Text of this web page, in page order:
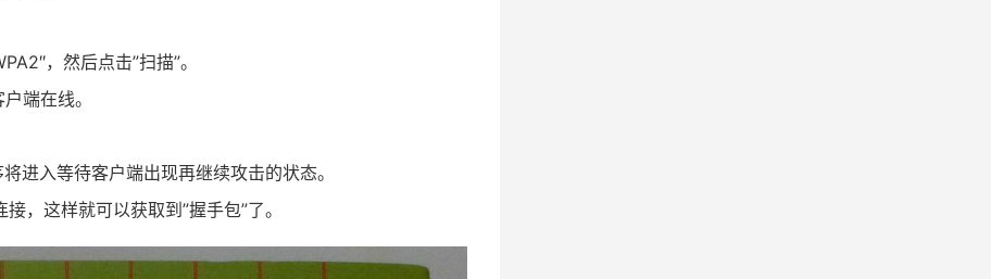
，然后点击”扫描”。
端在线。
进入等待客户端出现再继续攻击的状态。
，这样就可以获取到”握手包”了。